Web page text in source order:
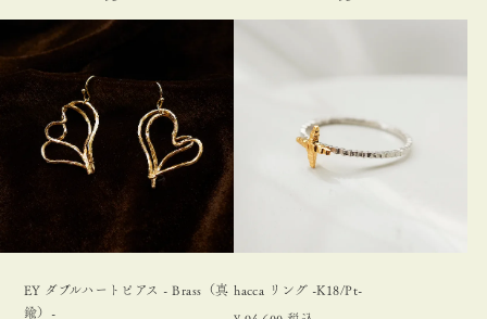
EY ダブルハートピアス - Brass（真
鍮）-
hacca リング -K18/Pt-